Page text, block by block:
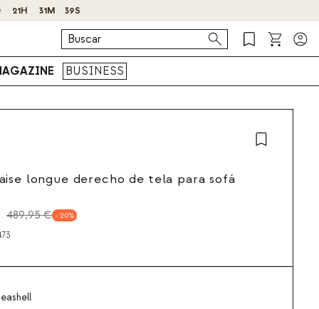
BUSINESS
longue derecho de tela para sofá
489,95 € 20